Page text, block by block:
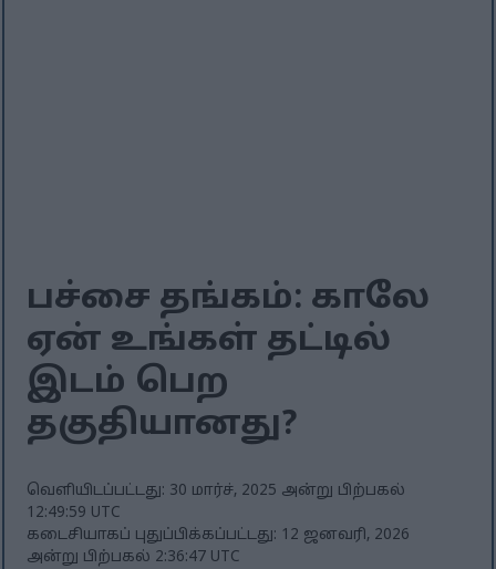
பச்சை தங்கம்: காலே
ஏன் உங்கள் தட்டில்
இடம் பெற
தகுதியானது?
வெளியிடப்பட்டது: 30 மார்ச், 2025 அன்று பிற்பகல்
12:49:59 UTC
கடைசியாகப் புதுப்பிக்கப்பட்டது: 12 ஜனவரி, 2026
அன்று பிற்பகல் 2:36:47 UTC